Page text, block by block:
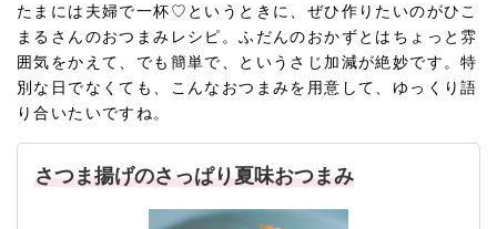
たまには夫婦で一杯♡というときに、ぜひ作りたいのがひこ
まるさんのおつまみレシピ。ふだんのおかずとはちょっと雰
囲気をかえて、でも簡単で、というさじ加減が絶妙です。特
別な日でなくても、こんなおつまみを用意して、ゆっくり語
り合いたいですね。
さつま揚げのさっぱり夏味おつまみ